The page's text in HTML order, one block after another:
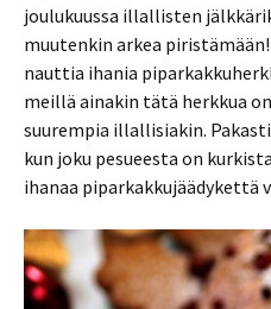
joulukuussa illallisten
muutenkin arkea
nauttia ihania
meillä ainakin tätä herkkua
suurempia illallisiakin.
kun joku pesueesta on
ihanaa piparkakkujäädykettä